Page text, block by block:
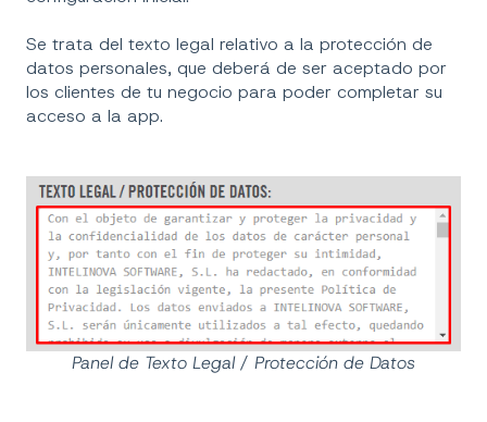
Se trata del texto legal relativo a la protección de
datos personales, que deberá de ser aceptado por
los clientes de tu negocio para poder completar su
acceso a la app.
Panel de Texto Legal / Protección de Datos